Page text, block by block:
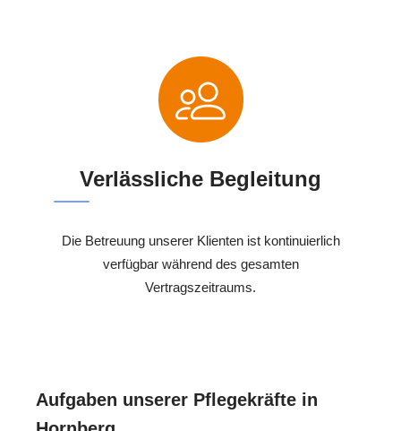
Verlässliche Begleitung
Die Betreuung unserer Klienten ist kontinuierlich
verfügbar während des gesamten
Vertragszeitraums.
Aufgaben unserer Pflegekräfte in